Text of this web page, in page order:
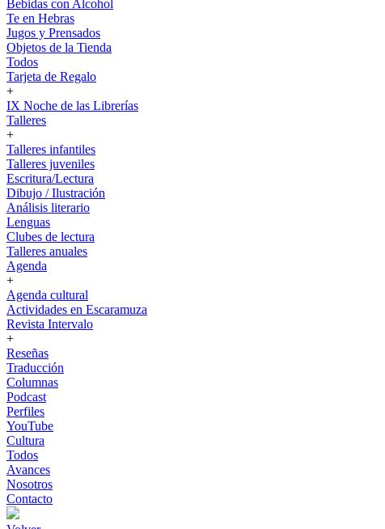
Bebidas con Alcohol
Te en Hebras
Jugos y Prensados
Objetos de la Tienda
Todos
Tarjeta de Regalo
+
IX Noche de las Librerías
Talleres
+
Talleres infantiles
Talleres juveniles
Escritura/Lectura
Dibujo / Ilustración
Análisis literario
Lenguas
Clubes de lectura
Talleres anuales
Agenda
+
Agenda cultural
Actividades en Escaramuza
Revista Intervalo
+
Reseñas
Traducción
Columnas
Podcast
Perfiles
YouTube
Cultura
Todos
Avances
Nosotros
Contacto